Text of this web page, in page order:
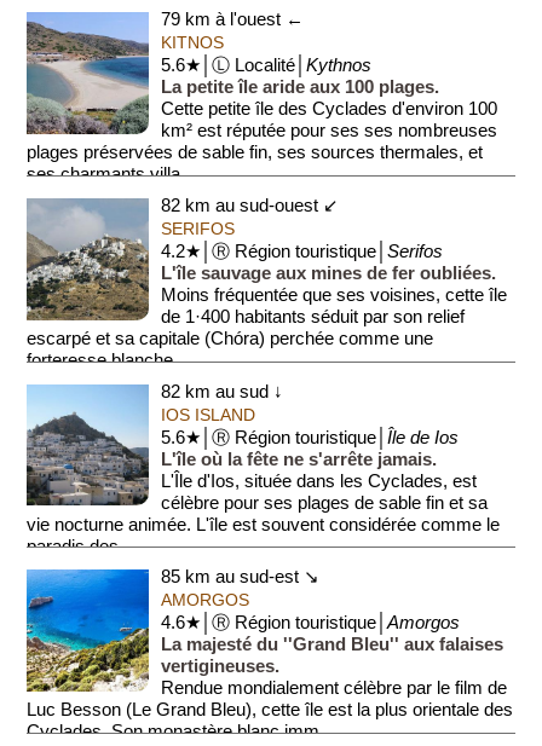
79 km à l'ouest ←
KITNOS
5.6★│Ⓛ Localité│Kythnos
La petite île aride aux 100 plages.
Cette petite île des Cyclades d'environ 100
km² est réputée pour ses ses nombreuses
plages préservées de sable fin, ses sources thermales, et
ses charmants villa...
82 km au sud-ouest ↙
SERIFOS
4.2★│Ⓡ Région touristique│Serifos
L'île sauvage aux mines de fer oubliées.
Moins fréquentée que ses voisines, cette île
de 1·400 habitants séduit par son relief
escarpé et sa capitale (Chóra) perchée comme une
forteresse blanche. ...
82 km au sud ↓
IOS ISLAND
5.6★│Ⓡ Région touristique│Île de Ios
L'île où la fête ne s'arrête jamais.
L'Île d'Ios, située dans les Cyclades, est
célèbre pour ses plages de sable fin et sa
vie nocturne animée. L'île est souvent considérée comme le
paradis des ...
85 km au sud-est ↘
AMORGOS
4.6★│Ⓡ Région touristique│Amorgos
La majesté du ''Grand Bleu'' aux falaises
vertigineuses.
Rendue mondialement célèbre par le film de
Luc Besson (Le Grand Bleu), cette île est la plus orientale des
Cyclades. Son monastère blanc imm...